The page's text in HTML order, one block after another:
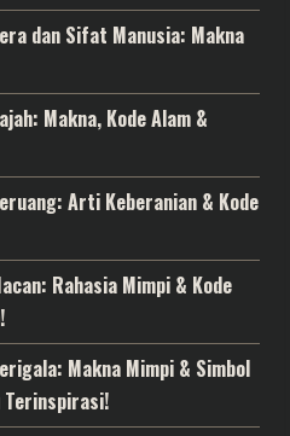
dan Sifat Manusia: Makna
Makna, Kode Alam &
Arti Keberanian & Kode
Rahasia Mimpi & Kode
Makna Mimpi & Simbol
Terinspirasi!